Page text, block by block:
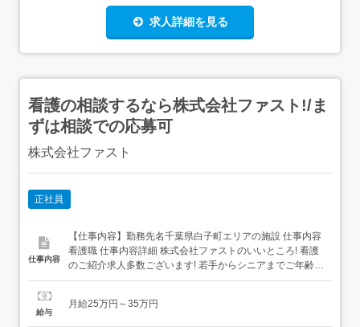
求人詳細を見る
看護の相談するなら株式会社ファスト!/ま
ずは相談での応募可
株式会社ファスト
正社員
仕事内容
【仕事内容】勤務先名千葉県白子町エリアの施設 仕事内容
看護職 仕事内容詳細 株式会社ファストのいいところ! 看護
のご紹介求人多数ございます! 若手からシニアまでご年齢不
問でご相談可能です! 給与や待遇、施設の特徴含めてご相談
で働きたい等の具体的な相談も可能 まずはご相談してみた
給与
月給25万円～35万円